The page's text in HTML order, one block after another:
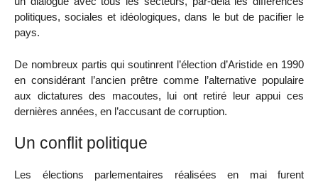
politiques, sociales et idéologiques, dans le but de pacifier le
pays.
De nombreux partis qui soutinrent l’élection d’Aristide en 1990
en considérant l’ancien prêtre comme l’alternative populaire
aux dictatures des macoutes, lui ont retiré leur appui ces
dernières années, en l’accusant de corruption.
Un conflit politique
Les élections parlementaires réalisées en mai furent